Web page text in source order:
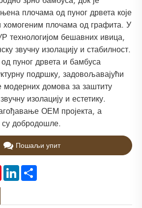
плочама од пуног дрвета које
хомогеним плочама од графита. У
технологијом бешавних ивица,
звучну изолацију и стабилност.
пуног дрвета и бамбуса
подршку, задовољавајући
модерних домова за заштиту
изолацију и естетику.
ОЕМ пројекта, а
добродошле.
Пошаљи упит
PinterestLinkedIn